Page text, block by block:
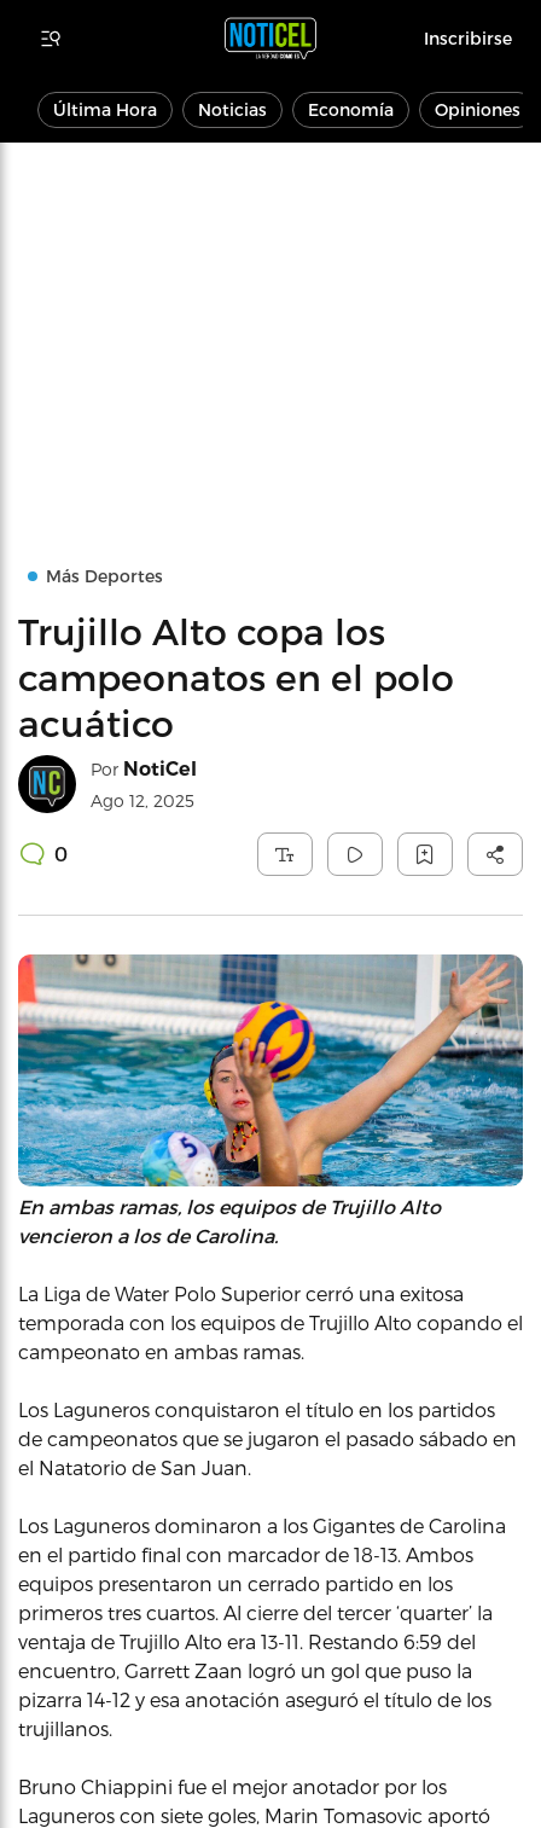
Inscribirse
Última Hora Noticias Economía Opiniones
Más Deportes
Trujillo Alto copa los
campeonatos en el polo
acuático
Por NotiCel
Ago 12, 2025
0
En ambas ramas, los equipos de Trujillo Alto
vencieron a los de Carolina.
La Liga de Water Polo Superior cerró una exitosa
temporada con los equipos de Trujillo Alto copando el
campeonato en ambas ramas.
Los Laguneros conquistaron el título en los partidos
de campeonatos que se jugaron el pasado sábado en
el Natatorio de San Juan.
Los Laguneros dominaron a los Gigantes de Carolina
en el partido final con marcador de 18-13. Ambos
equipos presentaron un cerrado partido en los
primeros tres cuartos. Al cierre del tercer ‘quarter’ la
ventaja de Trujillo Alto era 13-11. Restando 6:59 del
encuentro, Garrett Zaan logró un gol que puso la
pizarra 14-12 y esa anotación aseguró el título de los
trujillanos.
Bruno Chiappini fue el mejor anotador por los
Laguneros con siete goles, Marin Tomasovic aportó